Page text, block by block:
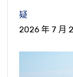
疑
2026 年 7 月